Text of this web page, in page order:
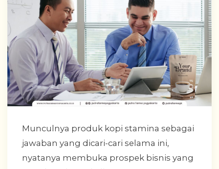
Munculnya produk kopi stamina sebagai
jawaban yang dicari-cari selama ini,
nyatanya membuka prospek bisnis yang